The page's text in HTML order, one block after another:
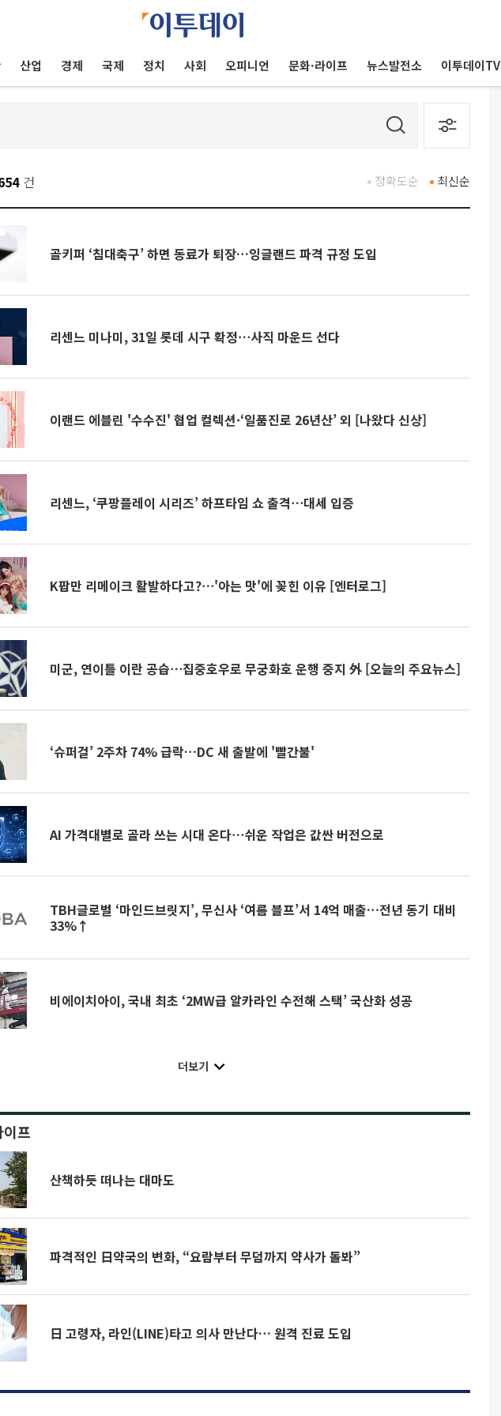
산업 경제 국제 정치 사회 오피니언 문화·라이프 뉴스발전소 이투데이TV
건 최신순
정확도순
골키퍼 ‘침대축구’ 하면 동료가 퇴장…잉글랜드 파격 규정 도입
리센느 미나미, 31일 롯데 시구 확정⋯사직 마운드 선다
이랜드 에블린 '수수진' 협업 컬렉션·‘일품진로 26년산’ 외 [나왔다 신상]
리센느, ‘쿠팡플레이 시리즈’ 하프타임 쇼 출격⋯대세 입증
K팝만 리메이크 활발하다고?⋯'아는 맛'에 꽂힌 이유 [엔터로그]
미군, 연이틀 이란 공습⋯집중호우로 무궁화호 운행 중지 外 [오늘의 주요뉴스]
‘슈퍼걸’ 2주차 74% 급락…DC 새 출발에 '빨간불'
AI 가격대별로 골라 쓰는 시대 온다⋯쉬운 작업은 값싼 버전으로
TBH글로벌 ‘마인드브릿지’, 무신사 ‘여름 블프’서 14억 매출…전년 동기 대비
33%↑
비에이치아이, 국내 최초 ‘2MW급 알카라인 수전해 스택’ 국산화 성공
더보기
프
산책하듯 떠나는 대마도
파격적인 日약국의 변화, “요람부터 무덤까지 약사가 돌봐”
日 고령자, 라인(LINE)타고 의사 만난다… 원격 진료 도입